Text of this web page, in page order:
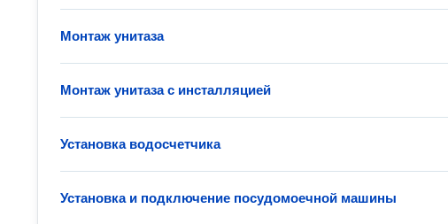
Монтаж унитаза
Монтаж унитаза с инсталляцией
Установка водосчетчика
Установка и подключение посудомоечной машины